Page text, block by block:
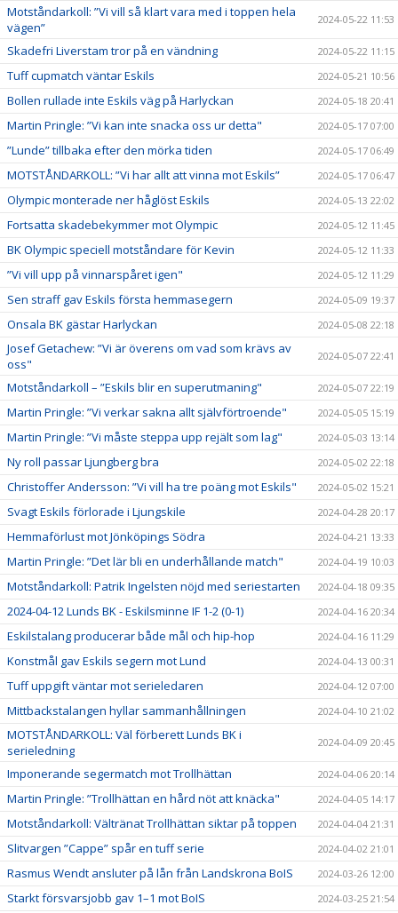
Motståndarkoll: ”Vi vill så klart vara med i toppen hela
vägen”
2024-05-22 11:53
Skadefri Liverstam tror på en vändning 2024-05-22 11:15
Tuff cupmatch väntar Eskils 2024-05-21 10:56
Bollen rullade inte Eskils väg på Harlyckan 2024-05-18 20:41
Martin Pringle: ”Vi kan inte snacka oss ur detta" 2024-05-17 07:00
”Lunde” tillbaka efter den mörka tiden 2024-05-17 06:49
MOTSTÅNDARKOLL: ”Vi har allt att vinna mot Eskils” 2024-05-17 06:47
Olympic monterade ner håglöst Eskils 2024-05-13 22:02
Fortsatta skadebekymmer mot Olympic 2024-05-12 11:45
BK Olympic speciell motståndare för Kevin 2024-05-12 11:33
”Vi vill upp på vinnarspåret igen" 2024-05-12 11:29
Sen straff gav Eskils första hemmasegern 2024-05-09 19:37
Onsala BK gästar Harlyckan 2024-05-08 22:18
Josef Getachew: ”Vi är överens om vad som krävs av
oss"
2024-05-07 22:41
Motståndarkoll – ”Eskils blir en superutmaning" 2024-05-07 22:19
Martin Pringle: ”Vi verkar sakna allt självförtroende" 2024-05-05 15:19
Martin Pringle: ”Vi måste steppa upp rejält som lag" 2024-05-03 13:14
Ny roll passar Ljungberg bra 2024-05-02 22:18
Christoffer Andersson: ”Vi vill ha tre poäng mot Eskils" 2024-05-02 15:21
Svagt Eskils förlorade i Ljungskile 2024-04-28 20:17
Hemmaförlust mot Jönköpings Södra 2024-04-21 13:33
Martin Pringle: ”Det lär bli en underhållande match" 2024-04-19 10:03
Motståndarkoll: Patrik Ingelsten nöjd med seriestarten 2024-04-18 09:35
2024-04-12 Lunds BK - Eskilsminne IF 1-2 (0-1) 2024-04-16 20:34
Eskilstalang producerar både mål och hip-hop 2024-04-16 11:29
Konstmål gav Eskils segern mot Lund 2024-04-13 00:31
Tuff uppgift väntar mot serieledaren 2024-04-12 07:00
Mittbackstalangen hyllar sammanhållningen 2024-04-10 21:02
MOTSTÅNDARKOLL: Väl förberett Lunds BK i
serieledning
2024-04-09 20:45
Imponerande segermatch mot Trollhättan 2024-04-06 20:14
Martin Pringle: ”Trollhättan en hård nöt att knäcka" 2024-04-05 14:17
Motståndarkoll: Vältränat Trollhättan siktar på toppen 2024-04-04 21:31
Slitvargen ”Cappe” spår en tuff serie 2024-04-02 21:01
Rasmus Wendt ansluter på lån från Landskrona BoIS 2024-03-26 12:00
Starkt försvarsjobb gav 1–1 mot BoIS 2024-03-25 21:54